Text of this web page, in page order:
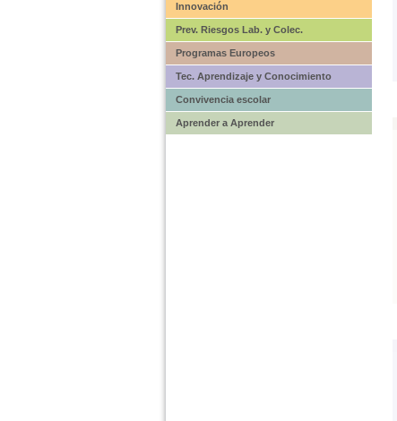
Innovación
Prev. Riesgos Lab. y Colec.
Programas Europeos
Tec. Aprendizaje y Conocimiento
Convivencia escolar
Aprender a Aprender